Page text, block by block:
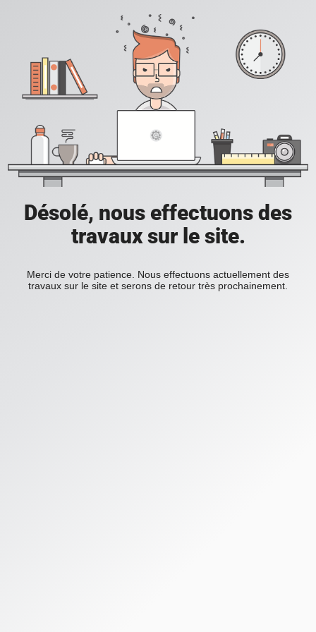
Désolé, nous effectuons des
travaux sur le site.
Merci de votre patience. Nous effectuons actuellement des
travaux sur le site et serons de retour très prochainement.